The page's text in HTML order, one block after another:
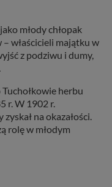
młody chłopak
– właścicieli majątku w
z podziwu i dumy,
herbu
r. W 1902 r.
na okazałości.
rolę w młodym